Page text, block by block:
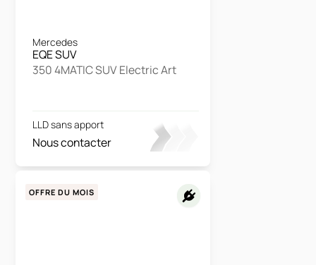
Mercedes
EQE SUV
350 4MATIC SUV Electric Art
LLD sans apport
Nous contacter
OFFRE DU MOIS